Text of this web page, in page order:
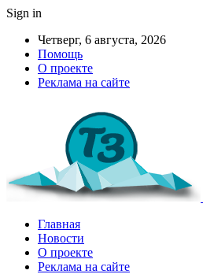
Sign in
Четверг, 6 августа, 2026
Помощь
О проекте
Реклама на сайте
Главная
Новости
О проекте
Реклама на сайте